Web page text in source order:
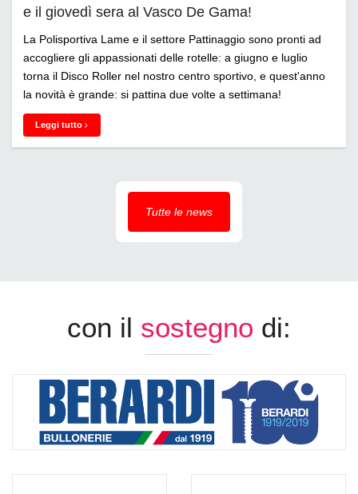
e il giovedì sera al Vasco De Gama!
La Polisportiva Lame e il settore Pattinaggio sono pronti ad
accogliere gli appassionati delle rotelle: a giugno e luglio
torna il Disco Roller nel nostro centro sportivo, e quest'anno
la novità è grande: si pattina due volte a settimana!
Leggi tutto
Tutte le news
con il sostegno di: